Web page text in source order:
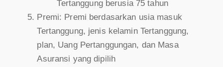
Tertanggung berusia 75 tahun
Premi: Premi berdasarkan usia masuk
Tertanggung, jenis kelamin Tertanggung,
plan, Uang Pertanggungan, dan Masa
Asuransi yang dipilih